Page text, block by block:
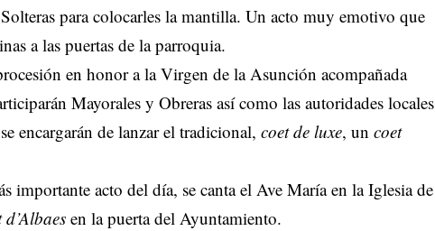
para colocarles la mantilla. Un acto muy emotivo que
a las puertas de la parroquia.
en honor a la Virgen de la Asunción acompañada
Mayorales y Obreras así como las autoridades locales
encargarán de lanzar el tradicional,coet de luxe, uncoet
importante acto del día, se canta el Ave María en la Iglesia de
en la puerta del Ayuntamiento.